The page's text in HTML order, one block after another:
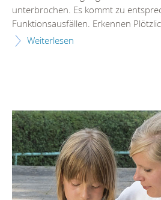
unterbrochen. Es kommt zu
Funktionsausfällen. Erkennen
Weiterlesen